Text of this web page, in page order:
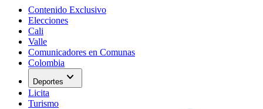
Contenido Exclusivo
Elecciones
Cali
Valle
Comunicadores en Comunas
Colombia
Deportes expand_more
Licita
Turismo